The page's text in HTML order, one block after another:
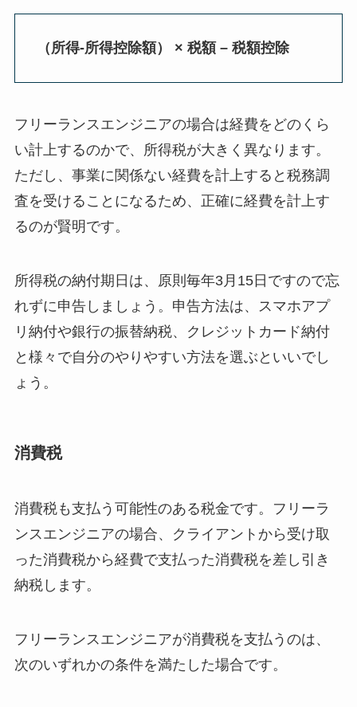
（所得-所得控除額） × 税額 – 税額控除
フリーランスエンジニアの場合は経費をどのくら
い計上するのかで、所得税が大きく異なります。
ただし、事業に関係ない経費を計上すると税務調
査を受けることになるため、正確に経費を計上す
るのが賢明です。
所得税の納付期日は、原則毎年3月15日ですので忘
れずに申告しましょう。申告方法は、スマホアプ
リ納付や銀行の振替納税、クレジットカード納付
と様々で自分のやりやすい方法を選ぶといいでし
ょう。
消費税
消費税も支払う可能性のある税金です。フリーラ
ンスエンジニアの場合、クライアントから受け取
った消費税から経費で支払った消費税を差し引き
納税します。
フリーランスエンジニアが消費税を支払うのは、
次のいずれかの条件を満たした場合です。